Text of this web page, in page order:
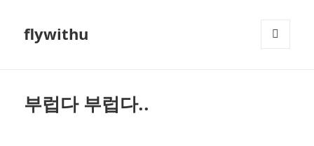
flywithu
부럽다 부럽다..